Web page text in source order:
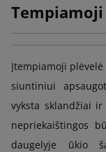
Įtempiamoji
siuntiniui
vyksta sklandžiai
nepriekaištingos
daugelyje ūkio